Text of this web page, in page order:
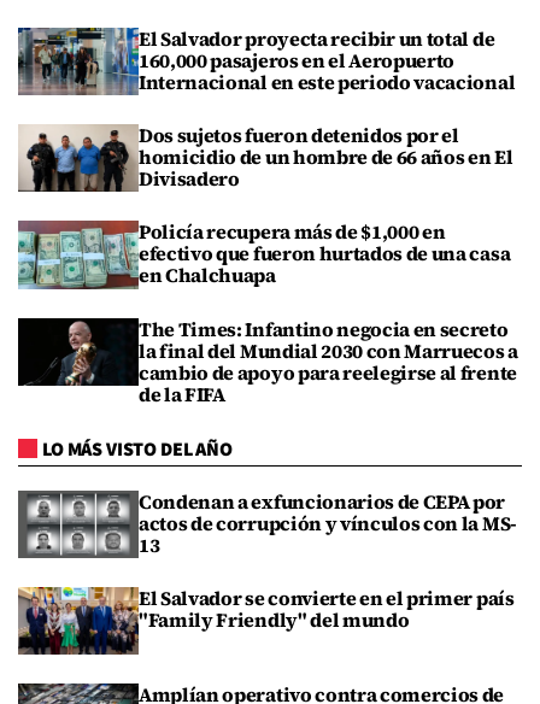
El Salvador proyecta recibir un total de
160,000 pasajeros en el Aeropuerto
Internacional en este periodo vacacional
Dos sujetos fueron detenidos por el
homicidio de un hombre de 66 años en El
Divisadero
Policía recupera más de $1,000 en
efectivo que fueron hurtados de una casa
en Chalchuapa
The Times: Infantino negocia en secreto
la final del Mundial 2030 con Marruecos a
cambio de apoyo para reelegirse al frente
de la FIFA
LO MÁS VISTO DEL AÑO
Condenan a exfuncionarios de CEPA por
actos de corrupción y vínculos con la MS-
13
El Salvador se convierte en el primer país
"Family Friendly" del mundo
Amplían operativo contra comercios de